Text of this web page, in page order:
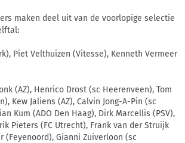
maken deel uit van de voorlopige selectie
Piet Velthuizen (Vitesse), Kenneth Vermeer
(AZ), Henrico Drost (sc Heerenveen), Tom
Kew Jaliens (AZ), Calvin Jong-A-Pin (sc
Kum (ADO Den Haag), Dirk Marcellis (PSV),
Pieters (FC Utrecht), Frank van der Struijk
(Feyenoord), Gianni Zuiverloon (sc